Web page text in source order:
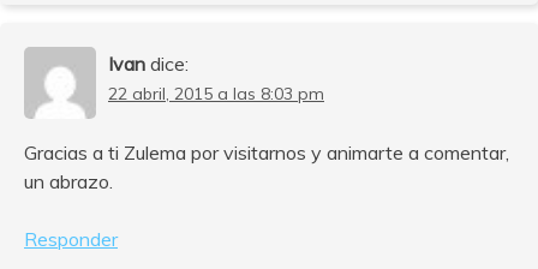
Ivan dice:
22 abril, 2015 a las 8:03 pm
Gracias a ti Zulema por visitarnos y animarte a comentar,
un abrazo.
Responder